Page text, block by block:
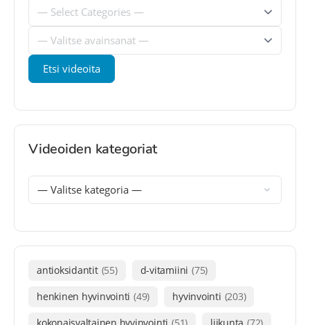
Videoiden kategoriat
antioksidantit (55) d-vitamiini (75)
henkinen hyvinvointi (49) hyvinvointi (203)